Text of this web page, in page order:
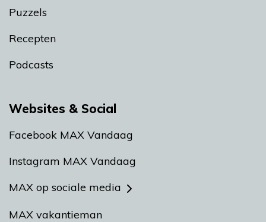
Puzzels
Recepten
Podcasts
Websites & Social
Facebook MAX Vandaag
Instagram MAX Vandaag
MAX op sociale media
MAX vakantieman